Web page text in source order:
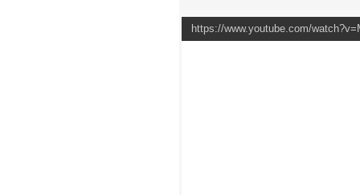
https://www.youtube.com/